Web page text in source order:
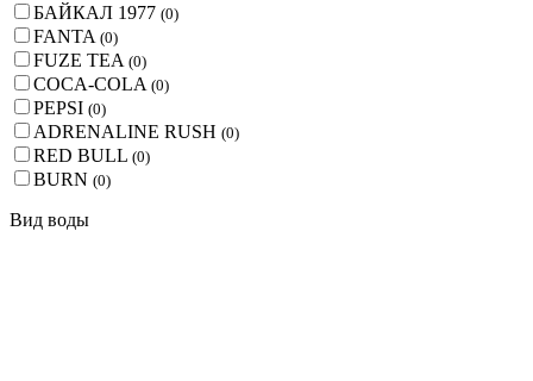
БАЙКАЛ 1977 (0)
FANTA (0)
FUZE TEA (0)
COCA-COLA (0)
PEPSI (0)
ADRENALINE RUSH (0)
RED BULL (0)
BURN (0)
Вид воды